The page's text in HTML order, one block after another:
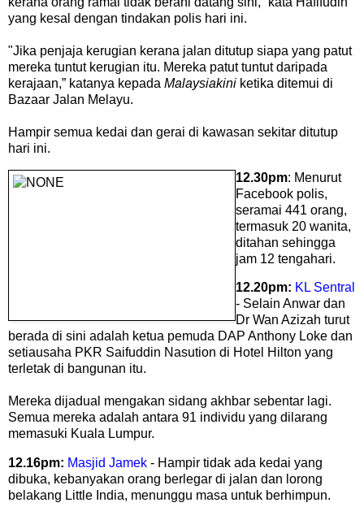
yang kesal dengan tindakan polis hari ini.
"Jika penjaja kerugian kerana jalan ditutup siapa yang patut
mereka tuntut kerugian itu. Mereka patut tuntut daripada
kerajaan,” katanya kepada Malaysiakini ketika ditemui di
Bazaar Jalan Melayu.
Hampir semua kedai dan gerai di kawasan sekitar ditutup
hari ini.
12.30pm: Menurut
Facebook polis,
seramai 441 orang,
termasuk 20 wanita,
ditahan sehingga
jam 12 tengahari.
12.20pm: KL Sentral
- Selain Anwar dan
Dr Wan Azizah turut
berada di sini adalah ketua pemuda DAP Anthony Loke dan
setiausaha PKR Saifuddin Nasution di Hotel Hilton yang
terletak di bangunan itu.
Mereka dijadual mengakan sidang akhbar sebentar lagi.
Semua mereka adalah antara 91 individu yang dilarang
memasuki Kuala Lumpur.
12.16pm: Masjid Jamek - Hampir tidak ada kedai yang
dibuka, kebanyakan orang berlegar di jalan dan lorong
belakang Little India, menunggu masa untuk berhimpun.